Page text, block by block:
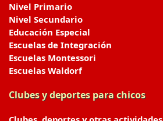
Nivel Primario
Nivel Secundario
Educación Especial
Escuelas de Integración
Escuelas Montessori
Escuelas Waldorf
Clubes y deportes para chicos